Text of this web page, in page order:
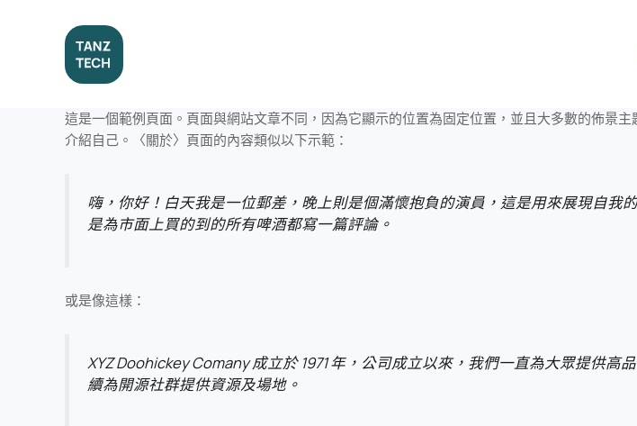
這是一個範例頁面。頁面與網站文章不同，因為它顯示的位置為固定位置，並且大多數的佈景
介紹自己。〈關於〉頁面的內容類似以下示範：
嗨，你好！白天我是一位郵差，晚上則是個滿懷抱負的演員，這是用來展現自
是為市面上買的到的所有啤酒都寫一篇評論。
或是像這樣：
XYZ Doohickey Comany 成立於 1971 年，公司成立以來，我們一直為大眾提供
續為開源社群提供資源及場地。